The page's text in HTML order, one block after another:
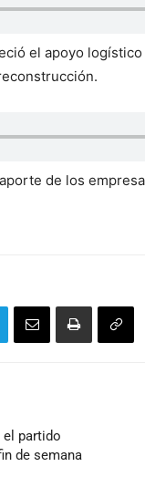
el apoyo
de los
partido
de semana